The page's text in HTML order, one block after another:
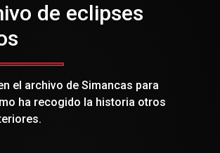
de eclipses
el archivo de Simancas para
ha recogido la historia otros